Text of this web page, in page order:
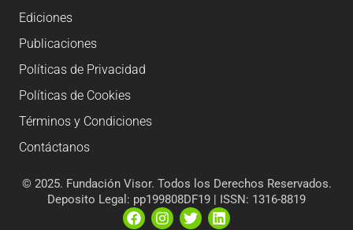
Ediciones
Publicaciones
Políticas de Privacidad
Políticas de Cookies
Términos y Condiciones
Contáctanos
© 2025. Fundación Visor. Todos los Derechos Reservados.
Deposito Legal: pp199808DF19 | ISSN: 1316-8819